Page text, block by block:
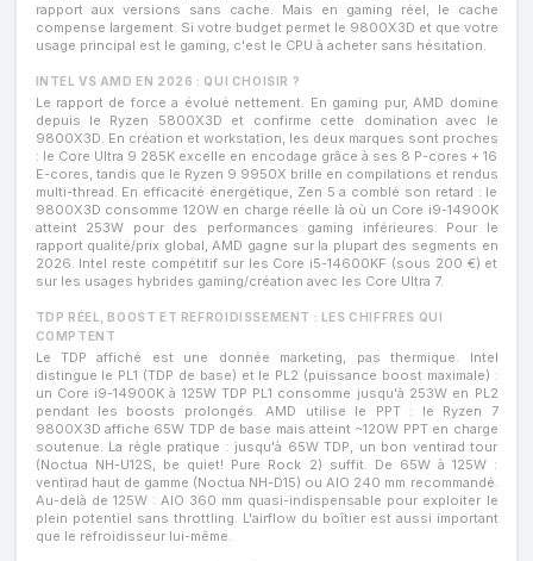
rapport aux versions sans cache. Mais en gaming réel, le cache
compense largement. Si votre budget permet le 9800X3D et que votre
usage principal est le gaming, c'est le CPU à acheter sans hésitation.
INTEL VS AMD EN 2026 : QUI CHOISIR ?
Le rapport de force a évolué nettement. En gaming pur, AMD domine
depuis le Ryzen 5800X3D et confirme cette domination avec le
9800X3D. En création et workstation, les deux marques sont proches
: le Core Ultra 9 285K excelle en encodage grâce à ses 8 P-cores + 16
E-cores, tandis que le Ryzen 9 9950X brille en compilations et rendus
multi-thread. En efficacité énergétique, Zen 5 a comblé son retard : le
9800X3D consomme 120W en charge réelle là où un Core i9-14900K
atteint 253W pour des performances gaming inférieures. Pour le
rapport qualité/prix global, AMD gagne sur la plupart des segments en
2026. Intel reste compétitif sur les Core i5-14600KF (sous 200 €) et
sur les usages hybrides gaming/création avec les Core Ultra 7.
TDP RÉEL, BOOST ET REFROIDISSEMENT : LES CHIFFRES QUI
COMPTENT
Le TDP affiché est une donnée marketing, pas thermique. Intel
distingue le PL1 (TDP de base) et le PL2 (puissance boost maximale) :
un Core i9-14900K à 125W TDP PL1 consomme jusqu'à 253W en PL2
pendant les boosts prolongés. AMD utilise le PPT : le Ryzen 7
9800X3D affiche 65W TDP de base mais atteint ~120W PPT en charge
soutenue. La règle pratique : jusqu'à 65W TDP, un bon ventirad tour
(Noctua NH-U12S, be quiet! Pure Rock 2) suffit. De 65W à 125W :
ventirad haut de gamme (Noctua NH-D15) ou AIO 240 mm recommandé.
Au-delà de 125W : AIO 360 mm quasi-indispensable pour exploiter le
plein potentiel sans throttling. L'airflow du boîtier est aussi important
que le refroidisseur lui-même.